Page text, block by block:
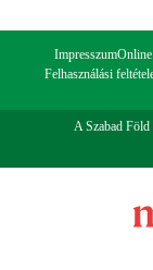
ImpresszumOnline
Felhasználási
A Szabad